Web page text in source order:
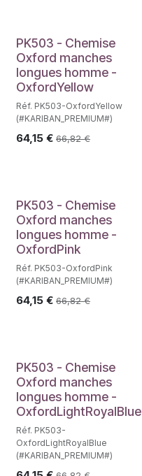
PK503 - Chemise
Oxford manches
longues homme -
OxfordYellow
Réf. PK503-OxfordYellow
(#KARIBAN_PREMIUM#)
64,15 € 66,82€
PK503 - Chemise
Oxford manches
longues homme -
OxfordPink
Réf. PK503-OxfordPink
(#KARIBAN_PREMIUM#)
64,15 € 66,82€
PK503 - Chemise
Oxford manches
longues homme -
OxfordLightRoyalBlue
Réf. PK503-
OxfordLightRoyalBlue
(#KARIBAN_PREMIUM#)